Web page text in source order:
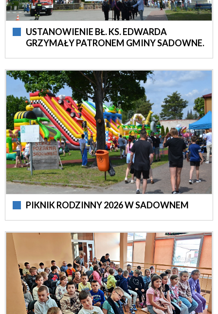
USTANOWIENIE BŁ. KS. EDWARDA
GRZYMAŁY PATRONEM GMINY SADOWNE.
PIKNIK RODZINNY 2026 W SADOWNEM